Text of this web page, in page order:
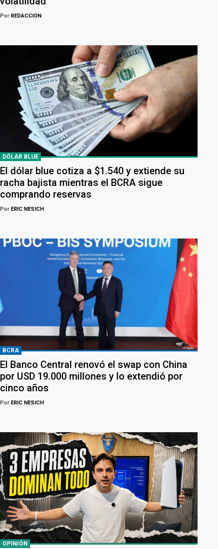
Por REDACCION
DÓLAR BLUE
El dólar blue cotiza a $1.540 y extiende su
racha bajista mientras el BCRA sigue
comprando reservas
Por ERIC NESICH
BCRA
El Banco Central renovó el swap con China
por USD 19.000 millones y lo extendió por
cinco años
Por ERIC NESICH
OPINIÓN